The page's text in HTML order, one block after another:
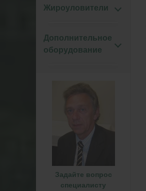
Жироуловители
Дополнительное
оборудование
Задайте вопрос
специалисту